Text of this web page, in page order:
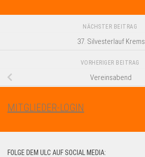
NÄCHSTER BEITRAG
37. Silvesterlauf Krems
VORHERIGER BEITRAG
Vereinsabend
MITGLIEDER-LOGIN
FOLGE DEM ULC AUF SOCIAL MEDIA: